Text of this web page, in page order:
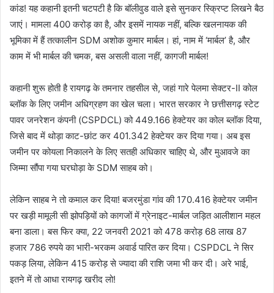
कांड! यह कहानी इतनी चटपटी है कि बॉलीवुड वाले इसे सुनकर स्क्रिप्ट लिखने बैठ
जाएं। मामला 400 करोड़ का है, और इसमें नायक नहीं, बल्कि खलनायक की
भूमिका में हैं तत्कालीन SDM अशोक कुमार मार्बल। हां, नाम में ‘मार्बल’ है, और
काम में भी मार्बल की चमक, बस असली वाला नहीं, कागजी मार्बल!
कहानी शुरू होती है रायगढ़ के तमनार तहसील से, जहां गारे पेलमा सेक्टर-II कोल
ब्लॉक के लिए जमीन अधिग्रहण का खेल चला। भारत सरकार ने छत्तीसगढ़ स्टेट
पावर जनरेशन कंपनी (CSPDCL) को 449.166 हेक्टेयर का कोल ब्लॉक दिया,
जिसे बाद में थोड़ा काट-छांट कर 401.342 हेक्टेयर कर दिया गया। अब इस
जमीन पर कोयला निकालने के लिए सतही अधिकार चाहिए थे, और मुआवजे का
जिम्मा सौंपा गया घरघोड़ा के SDM साहब को।
लेकिन साहब ने तो कमाल कर दिया! बजरमुंडा गांव की 170.416 हेक्टेयर जमीन
पर खड़ी मामूली सी झोपड़ियों को कागजों में ग्रेनाइट-मार्बल जड़ित आलीशान महल
बना डाला। बस फिर क्या, 22 जनवरी 2021 को 478 करोड़ 68 लाख 87
हजार 786 रुपये का भारी-भरकम अवार्ड पारित कर दिया। CSPDCL ने सिर
पकड़ लिया, लेकिन 415 करोड़ से ज्यादा की राशि जमा भी कर दी। अरे भाई,
इतने में तो आधा रायगढ़ खरीद लो!